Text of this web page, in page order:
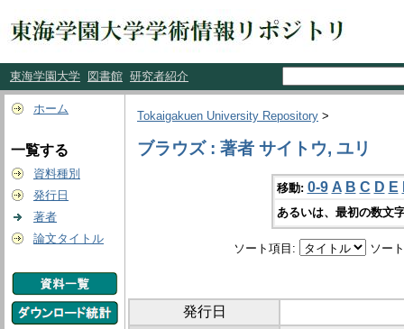
東海学園大学 図書館 研究者紹介
ホーム
一覧する
資料種別
発行日
著者
論文タイトル
Tokaigakuen University Repository >
ブラウズ : 著者 サイトウ, ユリ
移動: 0-9 A B C D E
あるいは、最初の数文
ソート項目: ソー
発行日